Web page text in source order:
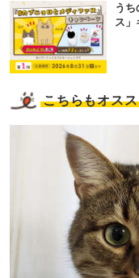
う
ス」
こちらもオス